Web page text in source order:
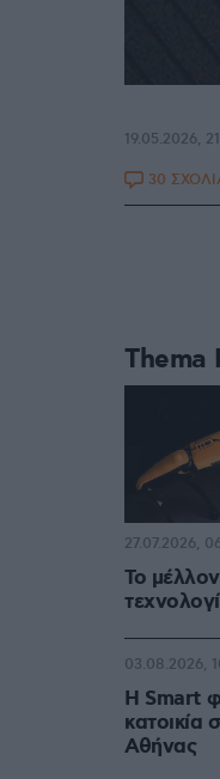
19.05.2026,
30
Thema
Το
27.07.2026,
Η Smart
κατοικία
Αθήνας
03.08.2026,